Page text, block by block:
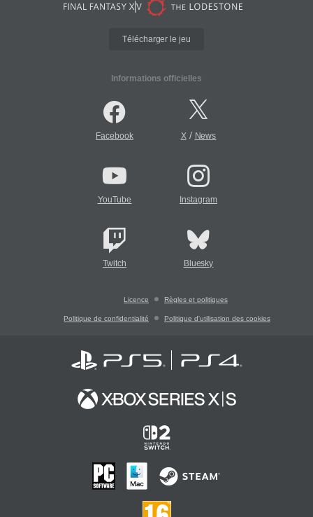
Télécharger le jeu
Informations officielles
Facebook X/ News
YouTube Instagram
Twitch Bluesky
Licence Règles et politiques
Politique de confidentialité Politique d'utilisation des cookies